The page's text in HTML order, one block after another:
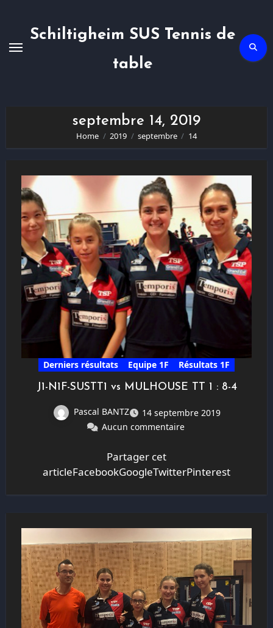
Schiltigheim SUS Tennis de
table
septembre 14, 2019
Home 2019 septembre 14
Derniers résultats Equipe 1F Résultats 1F
J1-N1F-SUSTT1 vs MULHOUSE TT 1 : 8-4
Pascal BANTZ
14 septembre 2019
Aucun commentaire
Partager cet
articleFacebookGoogleTwitterPinterest